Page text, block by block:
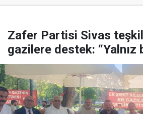
Zafer Partisi Sivas
gazilere destek: “Yalnız